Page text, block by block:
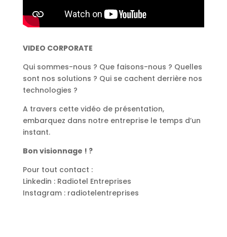
VIDEO CORPORATE
Qui sommes-nous ? Que faisons-nous ? Quelles
sont nos solutions ? Qui se cachent derrière nos
technologies ?
A travers cette vidéo de présentation,
embarquez dans notre entreprise le temps d’un
instant.
Bon visionnage ! ?
Pour tout contact :
Linkedin : Radiotel Entreprises
Instagram : radiotelentreprises